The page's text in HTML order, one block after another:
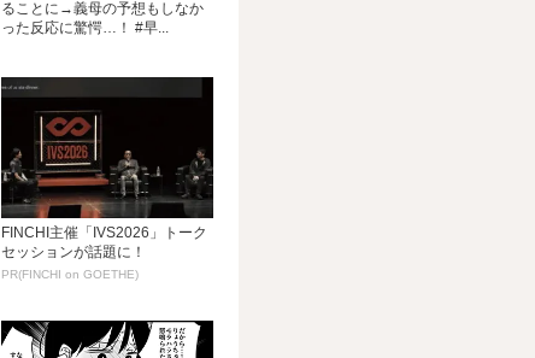
ることに→義母の予想もしなか
った反応に驚愕…！ #早...
FINCHI主催「IVS2026」トーク
セッションが話題に！
PR(FINCHI on GOETHE)